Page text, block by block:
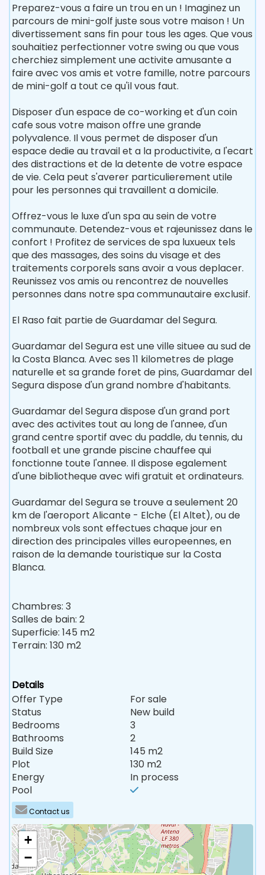
Preparez-vous a faire un trou en un ! Imaginez un
parcours de mini-golf juste sous votre maison ! Un
divertissement sans fin pour tous les ages. Que vous
souhaitiez perfectionner votre swing ou que vous
cherchiez simplement une activite amusante a
faire avec vos amis et votre famille, notre parcours
de mini-golf a tout ce qu'il vous faut.
Disposer d'un espace de co-working et d'un coin
cafe sous votre maison offre une grande
polyvalence. Il vous permet de disposer d'un
espace dedie au travail et a la productivite, a l'ecart
des distractions et de la detente de votre espace
de vie. Cela peut s'averer particulierement utile
pour les personnes qui travaillent a domicile.
Offrez-vous le luxe d'un spa au sein de votre
communaute. Detendez-vous et rajeunissez dans le
confort ! Profitez de services de spa luxueux tels
que des massages, des soins du visage et des
traitements corporels sans avoir a vous deplacer.
Reunissez vos amis ou rencontrez de nouvelles
personnes dans notre spa communautaire exclusif.
El Raso fait partie de Guardamar del Segura.
Guardamar del Segura est une ville situee au sud de
la Costa Blanca. Avec ses 11 kilometres de plage
naturelle et sa grande foret de pins, Guardamar del
Segura dispose d'un grand nombre d'habitants.
Guardamar del Segura dispose d'un grand port
avec des activites tout au long de l'annee, d'un
grand centre sportif avec du paddle, du tennis, du
football et une grande piscine chauffee qui
fonctionne toute l'annee. Il dispose egalement
d'une bibliotheque avec wifi gratuit et ordinateurs.
Guardamar del Segura se trouve a seulement 20
km de l'aeroport Alicante - Elche (El Altet), ou de
nombreux vols sont effectues chaque jour en
direction des principales villes europeennes, en
raison de la demande touristique sur la Costa
Blanca.
Chambres: 3
Salles de bain: 2
Superficie: 145 m2
Terrain: 130 m2
Details
Offer Type
For sale
Status
New build
Bedrooms
3
Bathrooms
2
Build Size
145 m2
Plot
130 m2
Energy
In process
Pool
Contact us
+
−